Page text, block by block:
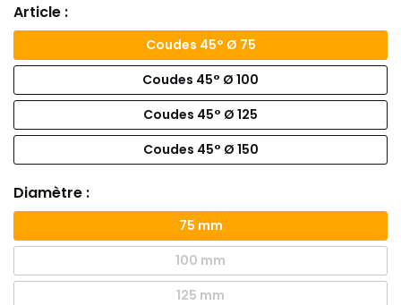
Article :
Coudes 45° Ø 75
Coudes 45° Ø 100
Coudes 45° Ø 125
Coudes 45° Ø 150
Diamètre :
75 mm
100 mm
125 mm